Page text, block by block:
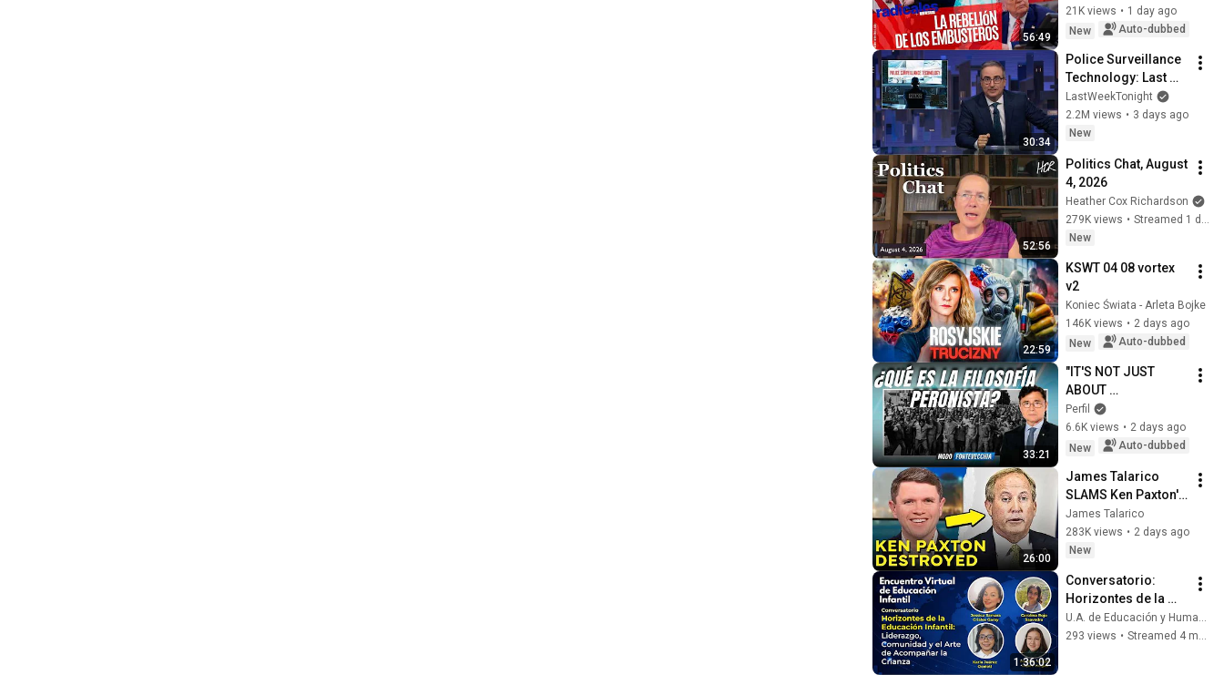
56:49
the world honors its
talent for lying.
21K views • 1 day ago
New
Auto-dubbed
30:34
Police Surveillance
Technology: Last
Week Tonight with
John Oliver (HBO)
LastWeekTonight
2.2M views • 3 days ago
New
52:56
Politics Chat, August
4, 2026
Heather Cox Richardson
279K views •
New
22:59
KSWT 04 08 vortex
v2
Koniec Świata - Arleta Bojke
146K views • 2 days ago
New
Auto-dubbed
33:21
"IT'S NOT JUST
ABOUT
REDISTRIBUTING
WEALTH, IT'S ABOUT
US ALL BEING ABLE
Santiago Gonz...
Perfil
6.6K views • 2 days ago
New
Auto-dubbed
26:00
James Talarico
SLAMS Ken Paxton's
Corruption LIVE ON
AIR
James Talarico
283K views • 2 days ago
New
1:36:02
Conversatorio:
Horizontes de la
Educación Infantil
U.A. de Educación y Humanidades UAN - Alt1
293 views • Streamed 4 months ago